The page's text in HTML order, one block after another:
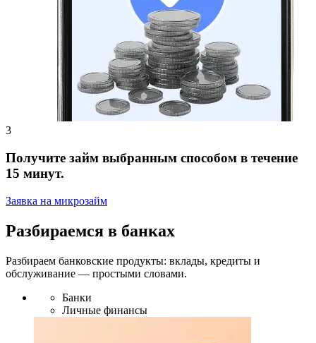
Получите займ выбранным способом в течение
15 минут.
Заявка на микрозайм
Разбираемся в банках
Разбираем банковские продукты: вклады, кредиты и
обслуживание — простыми словами.
Банки
Личные финансы